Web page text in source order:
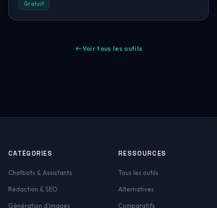
Gratuit
Voir tous les outils
CATÉGORIES
Chatbots & Assistants
Rédaction & SEO
Génération d'images
RESSOURCES
Tous les outils
Alternatives
Comparatifs